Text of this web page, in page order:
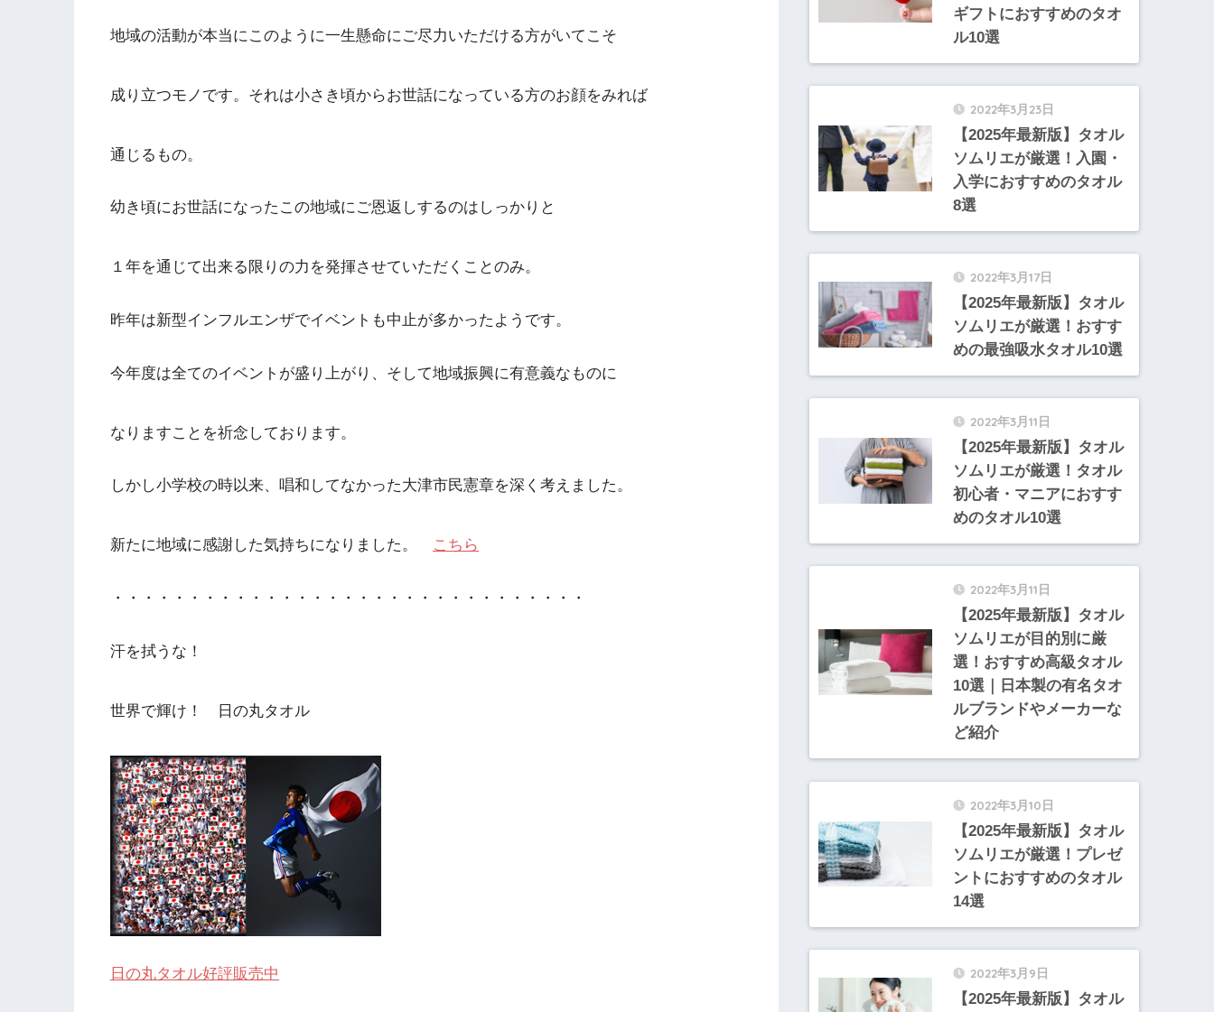
地域の活動が本当にこのように一生懸命にご尽力いただける方がいてこそ
成り立つモノです。それは小さき頃からお世話になっている方のお顔をみれば
通じるもの。
幼き頃にお世話になったこの地域にご恩返しするのはしっかりと
１年を通じて出来る限りの力を発揮させていただくことのみ。
昨年は新型インフルエンザでイベントも中止が多かったようです。
今年度は全てのイベントが盛り上がり、そして地域振興に有意義なものに
なりますことを祈念しております。
しかし小学校の時以来、唱和してなかった大津市民憲章を深く考えました。
新たに地域に感謝した気持ちになりました。 こちら
・・・・・・・・・・・・・・・・・・・・・・・・・・・・・・・
汗を拭うな！
世界で輝け！ 日の丸タオル
日の丸タオル好評販売中
ギフトにおすすめのタオ
ル10選
2022年3月23日
【2025年最新版】タオル
ソムリエが厳選！入園・
入学におすすめのタオル
8選
2022年3月17日
【2025年最新版】タオル
ソムリエが厳選！おすす
めの最強吸水タオル10選
2022年3月11日
【2025年最新版】タオル
ソムリエが厳選！タオル
初心者・マニアにおすす
めのタオル10選
2022年3月11日
【2025年最新版】タオル
ソムリエが目的別に厳
選！おすすめ高級タオル
10選｜日本製の有名タオ
ルブランドやメーカーな
ど紹介
2022年3月10日
【2025年最新版】タオル
ソムリエが厳選！プレゼ
ントにおすすめのタオル
14選
2022年3月9日
【2025年最新版】タオル